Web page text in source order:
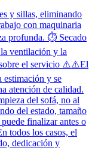
y sillas, eliminando
con maquinaria
profunda. ⏱️ Secado
ventilación y la
sobre el servicio ⚠️⚠️El
estimación y se
atención de calidad.
del sofá, no al
del estado, tamaño
finalizar antes o
todos los casos, el
dedicación y